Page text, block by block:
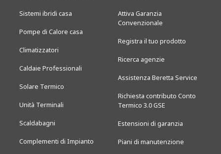
Sistemi ibridi casa
Pompe di Calore casa
Climatizzatori
Caldaie Professionali
Solare Termico
Unità Terminali
Scaldabagni
Complementi di Impianto
Attiva Garanzia
Convenzionale
Registra il tuo prodotto
Ricerca agenzie
Assistenza Beretta Service
Richiesta contributo Conto
Termico 3.0 GSE
Estensioni di garanzia
Piani di manutenzione